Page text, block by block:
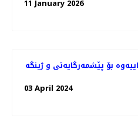
11 January 2026
بۆ پێشمەرگایەتی و ژینگە
03 April 2024